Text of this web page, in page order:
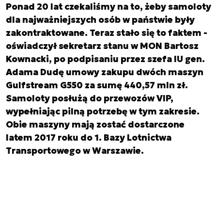
Ponad 20 lat czekaliśmy na to, żeby samoloty
dla najważniejszych osób w państwie były
zakontraktowane. Teraz stało się to faktem -
oświadczył sekretarz stanu w MON Bartosz
Kownacki, po podpisaniu przez szefa IU gen.
Adama Dudę umowy zakupu dwóch maszyn
Gulfstream G550 za sumę 440,57 mln zł.
Samoloty posłużą do przewozów VIP,
wypełniając pilną potrzebę w tym zakresie.
Obie maszyny mają zostać dostarczone
latem 2017 roku do 1. Bazy Lotnictwa
Transportowego w Warszawie.